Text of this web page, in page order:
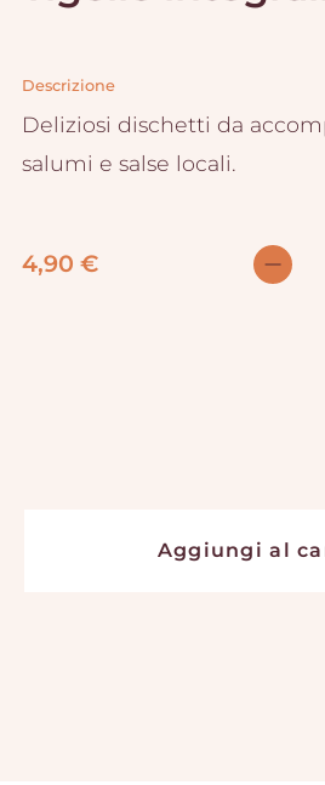
Descrizione
Deliziosi dischetti da
salumi e salse locali.
4,90 €
Aggiungi al